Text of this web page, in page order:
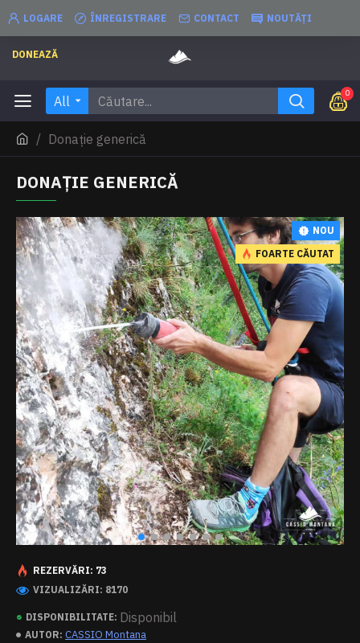
LOGARE ÎNREGISTRARE CONTACT NOUTĂȚI
DONEAZĂ
All 0
Donație generică
DONAȚIE GENERICĂ
NOU
FOARTE CĂUTAT
DISPONIBILITATE: Disponibil
AUTOR: CASSIO Montana
REZERVĂRI: 73
VIZUALIZĂRI: 8170